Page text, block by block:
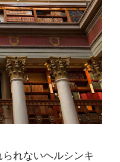
れないヘルシンキ